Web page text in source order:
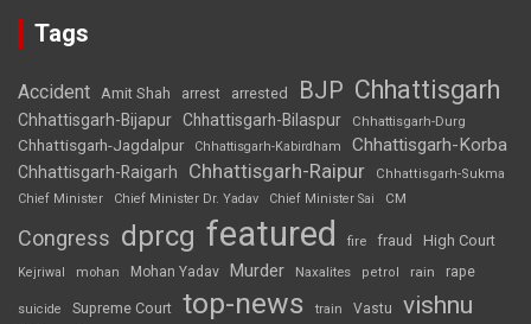
Tags
Accident Amit Shah arrest arrested BJP Chhattisgarh
Chhattisgarh-Bijapur Chhattisgarh-Bilaspur Chhattisgarh-Durg
Chhattisgarh-Jagdalpur Chhattisgarh-Kabirdham Chhattisgarh-Korba
Chhattisgarh-Raigarh Chhattisgarh-Raipur
Chhattisgarh-Sukma
Chief Minister
Chief Minister Dr. Yadav Chief Minister Sai CM
Congress dprcg featured fire fraud High Court
Kejriwal mohan Mohan Yadav Murder Naxalites petrol rain rape
suicide Supreme Court top-news train Vastu vishnu